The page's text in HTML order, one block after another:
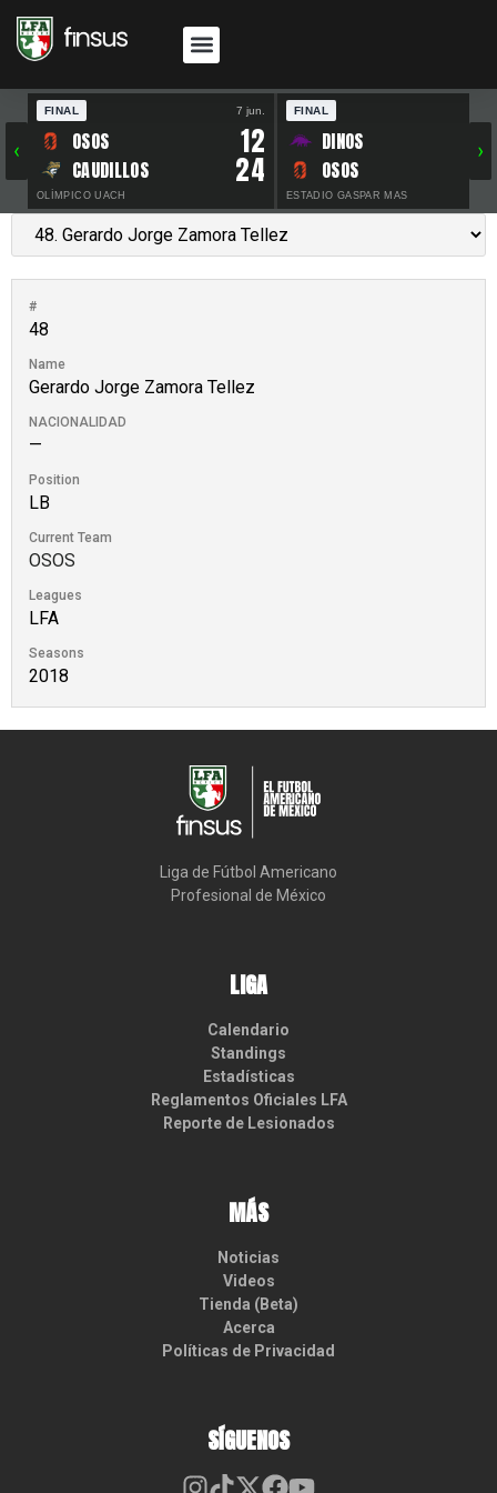
‹
FINAL 7 jun.
OSOS 12
CAUDILLOS 24
OLÍMPICO UACH
FINAL
DINOS
OSOS
ESTADIO GASPAR MAS
›
#
48
Name
Gerardo Jorge Zamora Tellez
NACIONALIDAD
—
Position
LB
Current Team
OSOS
Leagues
LFA
Seasons
2018
Liga de Fútbol Americano
Profesional de México
LIGA
Calendario
Standings
Estadísticas
Reglamentos Oficiales LFA
Reporte de Lesionados
MÁS
Noticias
Videos
Tienda (Beta)
Acerca
Políticas de Privacidad
SÍGUENOS